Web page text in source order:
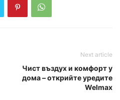
Next article
Чист въздух и комфорт у
дома – открийте уредите
Welmax